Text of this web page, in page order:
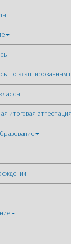
по адаптированным
итоговая аттестация